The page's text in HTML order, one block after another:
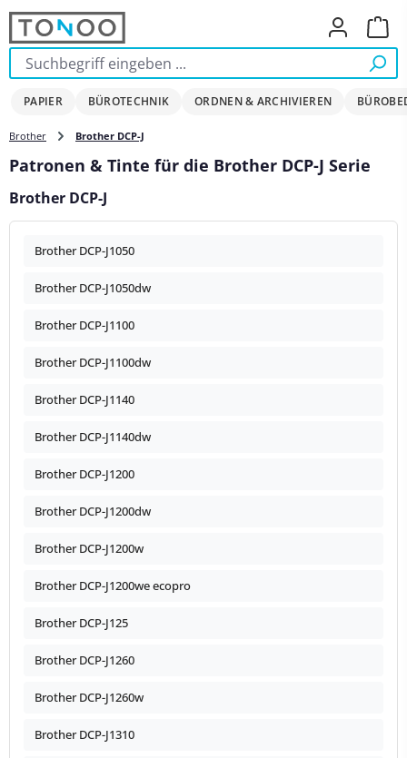
Zum Hauptinhalt springen
PAPIER BÜROTECHNIK ORDNEN & ARCHIVIEREN
Brother Brother DCP-J
Patronen & Tinte für die Brother DCP-J Serie
Brother DCP-J
Brother DCP-J1050
Brother DCP-J1050dw
Brother DCP-J1100
Brother DCP-J1100dw
Brother DCP-J1140
Brother DCP-J1140dw
Brother DCP-J1200
Brother DCP-J1200dw
Brother DCP-J1200w
Brother DCP-J1200we ecopro
Brother DCP-J125
Brother DCP-J1260
Brother DCP-J1260w
Brother DCP-J1310